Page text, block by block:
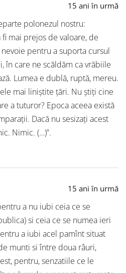
15 ani în urmă
polonezul nostru:
fi mai prejos de valoare, de
pentru a suporta cursul
în care ne scăldăm ca vrăbiile
Lumea e dublă, ruptă, mereu.
mai liniştite ţări. Nu ştiţi cine
a tuturor? Epoca aceea există
Dacă nu sesizaţi acest
Nimic. (…)”.
15 ani în urmă
a nu iubi ceia ce se
si ceia ce se numea ieri
a iubi acel pamînt situat
munti si între doua râuri,
pentru, senzatiile ce le